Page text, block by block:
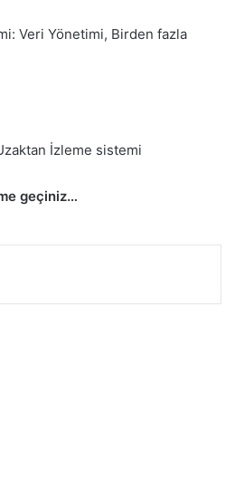
Veri Yönetimi, Birden fazla
İzleme sistemi
geçiniz…